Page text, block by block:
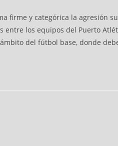
firme y categórica la
los equipos del Puerto
del fútbol base, donde